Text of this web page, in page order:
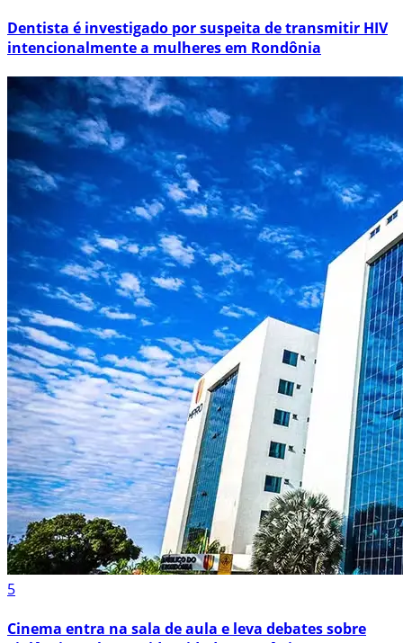
Dentista é investigado por suspeita de transmitir HIV
intencionalmente a mulheres em Rondônia
5
Cinema entra na sala de aula e leva debates sobre